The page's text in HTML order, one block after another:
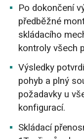
Po dokončení
předběžné
skládacího
kontroly všech
Výsledky
pohyb a plný
požadavky u
konfigurací.
Skládací